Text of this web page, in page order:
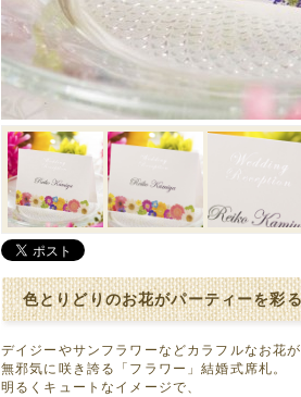
色とりどりのお花がパーティーを彩
デイジーやサンフラワーなどカラフルなお花が
無邪気に咲き誇る「フラワー」結婚式席札。
明るくキュートなイメージで、